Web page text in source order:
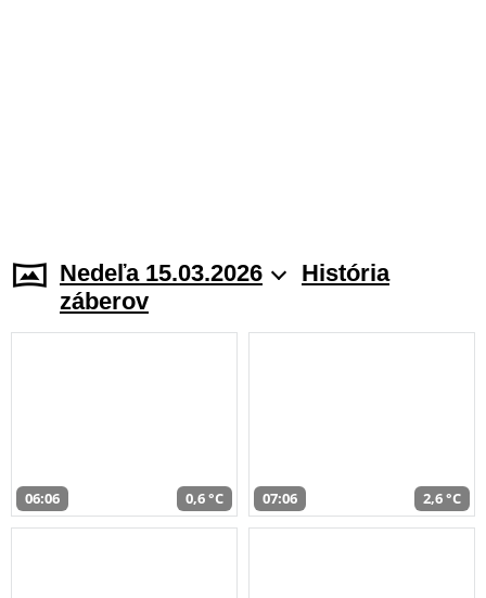
Nedeľa 15.03.2026
História
záberov
06:06 0,6 °C 07:06 2,6 °C